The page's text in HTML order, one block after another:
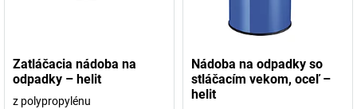
Zatláčacia nádoba na
odpadky – helit
z polypropylénu
Nádoba na odpadky so
stláčacím vekom, oceľ –
helit